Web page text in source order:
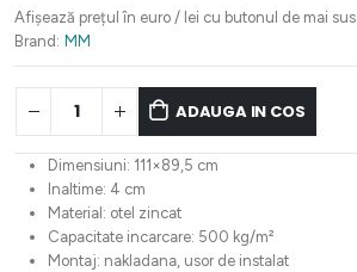
fost: 216,49 lei.
Afișează prețul în euro / lei cu butonul de mai sus
Brand: MM
ADAUGA IN COS
Dimensiuni: 111×89,5 cm
Inaltime: 4 cm
Material: otel zincat
Capacitate incarcare: 500 kg/m²
Montaj: nakladana, usor de instalat